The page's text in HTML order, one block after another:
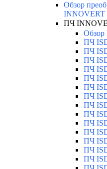
Обзор
INNOVERT
ПЧ
ПЧ
ПЧ
ПЧ
ПЧ
ПЧ
ПЧ
ПЧ
ПЧ
ПЧ
ПЧ
ПЧ
ПЧ
ПЧ
ПЧ